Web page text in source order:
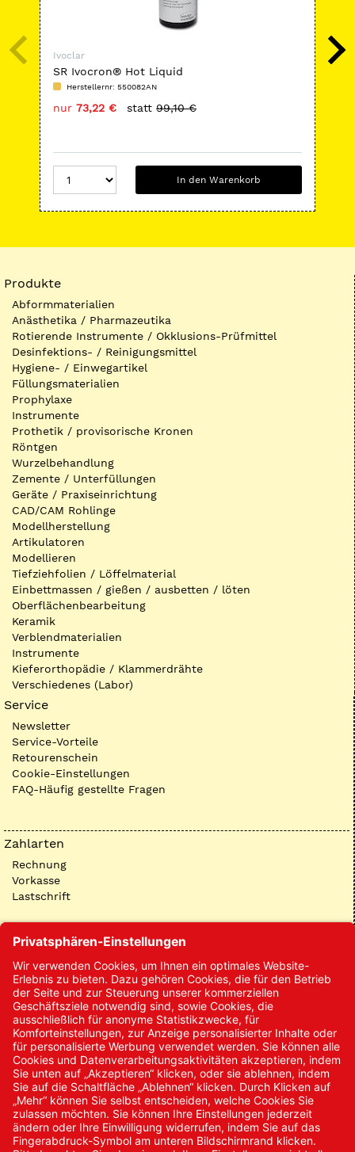
Ivoclar
SR Ivocron® Hot Liquid
Herstellernr: 550082AN
nur 73,22 € statt 99,10 €
In den Warenkorb
Produkte
Abformmaterialien
Anästhetika / Pharmazeutika
Rotierende Instrumente / Okklusions-Prüfmittel
Desinfektions- / Reinigungsmittel
Hygiene- / Einwegartikel
Füllungsmaterialien
Prophylaxe
Instrumente
Prothetik / provisorische Kronen
Röntgen
Wurzelbehandlung
Zemente / Unterfüllungen
Geräte / Praxiseinrichtung
CAD/CAM Rohlinge
Modellherstellung
Artikulatoren
Modellieren
Tiefziehfolien / Löffelmaterial
Einbettmassen / gießen / ausbetten / löten
Oberflächenbearbeitung
Keramik
Verblendmaterialien
Instrumente
Kieferorthopädie / Klammerdrähte
Verschiedenes (Labor)
Service
Newsletter
Service-Vorteile
Retourenschein
Cookie-Einstellungen
FAQ-Häufig gestellte Fragen
Zahlarten
Rechnung
Vorkasse
Lastschrift
Kontakt
Kontakt/Anfrage
Neukundenanmeldung
Kennwort vergessen
Bestellungen
Sendung verfolgen